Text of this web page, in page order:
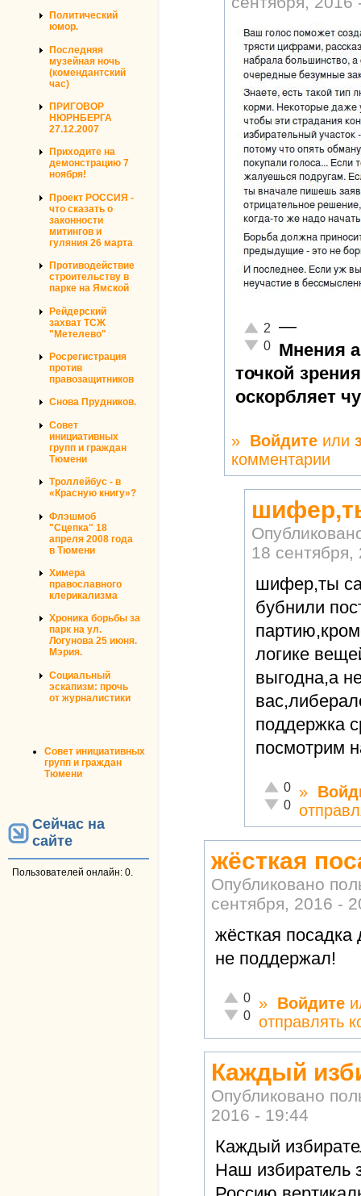
Политический
юмор.
Последняя
музейная ночь
(комендантский
час)
ПРИГОВОР
НЮРНБЕРГА
27.12.2007
Приходите на
демонстрацию 7
ноября!
Проект РОССИЯ -
что сказать о
законности
митингов и
гуляния 26 марта
Противодействие
строительству в
парке на Ямской
Рейдерский
захват ТСЖ
"Метелево"
Росрегистрация
против
правозащитников
Снова Прудников.
Совет
инициативных
групп и граждан
Тюмени
Троллейбус - в
«Красную книгу»?
Флэшмоб
"Сцепка" 18
апреля 2008 года
в Тюмени
Химера
православного
клерикализма
Хроника борьбы за
парк на ул.
Логунова 25 июня.
Мэрия.
Социальный
эскапизм: прочь
от журналистики
Совет инициативных
групп и граждан
Тюмени
Сейчас на
сайте
Пользователей онлайн: 0.
Отлично!
2
Неадекватно!
0
—
Мнения
точкой
оскорбляет
» Войдите или
комментарии
18
шифер,ты
бубнили
логике
выгодна,а
поддержка
посмотрим
Отлично!
0
Неадекватно!
0
»
жёсткая
Опубликовано
сентября, 2016 -
жёсткая посадка
не поддержал!
Отлично!
0
Неадекватно!
0
» Войдите
отправлять
Каждый
Опубликовано
2016 - 19:44
Каждый
Наш избиратель